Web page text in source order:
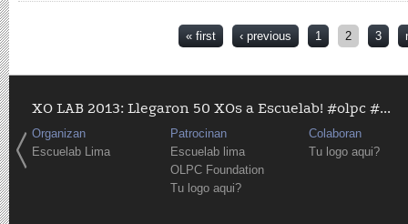
« first ‹ previous 1 2 3
XO LAB 2013: Llegaron 50 XOs a Escuelab! #olpc #...
Organizan
Escuelab Lima
Patrocinan
Escuelab lima
OLPC Foundation
Tu logo aqui?
Colaboran
Tu logo aqui?